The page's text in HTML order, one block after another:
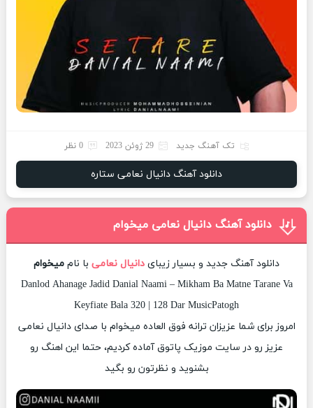
تک آهنگ جدید 29 ژوئن 2023 0 نظر
دانلود آهنگ دانیال نعامی ستاره
دانلود آهنگ دانیال نعامی میخوام
دانلود آهنگ جدید و بسیار زیبای دانیال نعامی با نام میخوام
Danlod Ahanage Jadid Danial Naami – Mikham Ba Matne Tarane Va
Keyfiate Bala 320 | 128 Dar MusicPatogh
امروز برای شما عزیزان ترانه فوق العاده میخوام با صدای دانیال نعامی
عزیز رو در سایت موزیک پاتوق آماده کردیم، حتما این اهنگ رو
بشنوید و نظرتون رو بگید